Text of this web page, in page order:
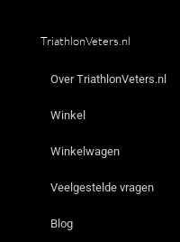
TriathlonVeters.nl
Over TriathlonVeters.nl
Winkel
Winkelwagen
Veelgestelde vragen
Blog